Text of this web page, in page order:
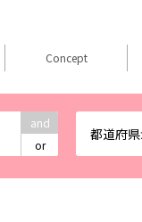
and
or
都道府
Concept